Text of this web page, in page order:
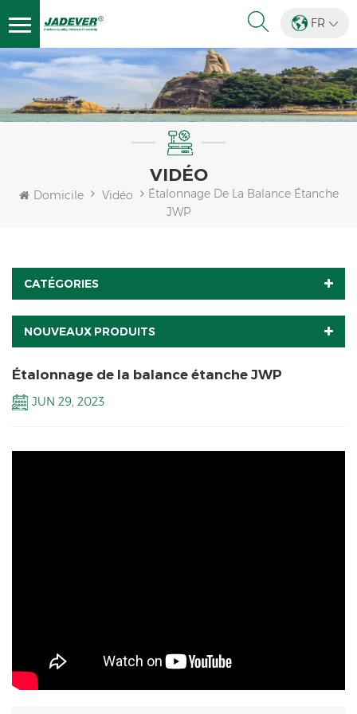
FR
VIDÉO
Domicile Vidéo
Étalonnage De La Balance Étanche
JWP
CATÉGORIES
NOUVEAUX PRODUITS
Étalonnage de la balance étanche JWP
JUN 29, 2023